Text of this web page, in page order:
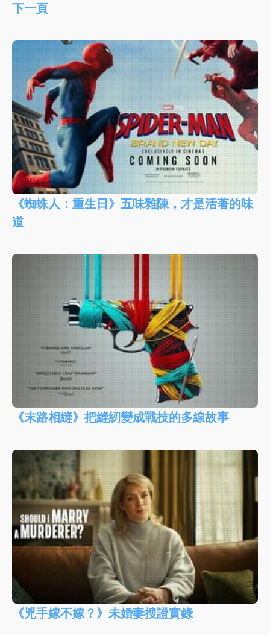
下一頁
《蜘蛛人：重生日》五味雜陳，才是活著的味
道
《末路相縫》把縫紉變成戰技的多線故事
《兇手嫁不嫁？》未婚妻搜證實錄